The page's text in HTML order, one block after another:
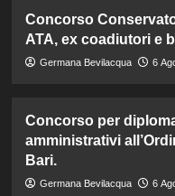
Concorso
ATA, ex coadiutori e
Germana Bevilacqua 6
Concorso per
amministrativi
Bari.
Germana Bevilacqua 6